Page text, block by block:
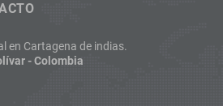
en Cartagena de indias.
- Colombia